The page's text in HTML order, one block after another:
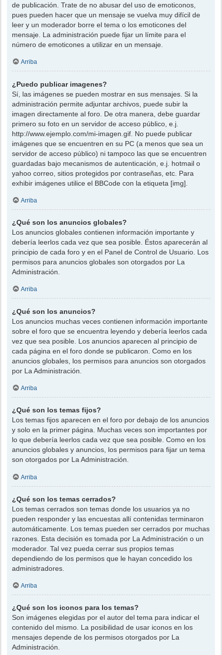
de publicación. Trate de no abusar del uso de emoticonos,
pues pueden hacer que un mensaje se vuelva muy difícil de
leer y un moderador borre el tema o los emoticones del
mensaje. La administración puede fijar un límite para el
número de emoticones a utilizar en un mensaje.
Arriba
¿Puedo publicar imagenes?
Sí, las imágenes se pueden mostrar en sus mensajes. Si la
administración permite adjuntar archivos, puede subir la
imagen directamente al foro. De otra manera, debe guardar
primero su foto en un servidor de acceso público, e.j.
http://www.ejemplo.com/mi-imagen.gif. No puede publicar
imágenes que se encuentren en su PC (a menos que sea un
servidor de acceso público) ni tampoco las que se encuentren
guardadas bajo mecanismos de autenticación, e.j. hotmail o
yahoo correo, sitios protegidos por contraseñas, etc. Para
exhibir imágenes utilice el BBCode con la etiqueta [img].
Arriba
¿Qué son los anuncios globales?
Los anuncios globales contienen información importante y
debería leerlos cada vez que sea posible. Éstos aparecerán al
principio de cada foro y en el Panel de Control de Usuario. Los
permisos para anuncios globales son otorgados por La
Administración.
Arriba
¿Qué son los anuncios?
Los anuncios muchas veces contienen información importante
sobre el foro que se encuentra leyendo y debería leerlos cada
vez que sea posible. Los anuncios aparecen al principio de
cada página en el foro donde se publicaron. Como en los
anuncios globales, los permisos para anuncios son otorgados
por La Administración.
Arriba
¿Qué son los temas fijos?
Los temas fijos aparecen en el foro por debajo de los anuncios
y solo en la primer página. Muchas veces son importantes por
lo que debería leerlos cada vez que sea posible. Como en los
anuncios globales y anuncios, los permisos para fijar un tema
son otorgados por La Administración.
Arriba
¿Qué son los temas cerrados?
Los temas cerrados son temas donde los usuarios ya no
pueden responder y las encuestas allí contenidas terminaron
automáticamente. Los temas pueden ser cerrados por muchas
razones. Esta decisión es tomada por La Administración o un
moderador. Tal vez pueda cerrar sus propios temas
dependiendo de los permisos que le hayan concedido los
administradores.
Arriba
¿Qué son los iconos para los temas?
Son imágenes elegidas por el autor del tema para indicar el
contenido del mismo. La posibilidad de usar iconos en los
mensajes depende de los permisos otorgados por La
Administración.